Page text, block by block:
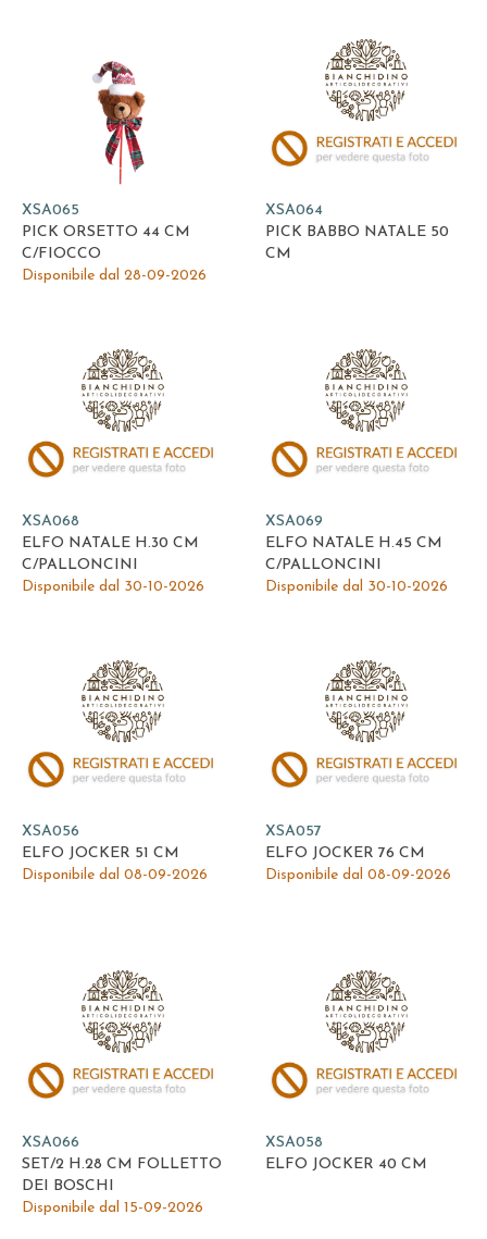
XSA065
PICK ORSETTO 44 CM
C/FIOCCO
Disponibile dal 28-09-2026
XSA064
PICK BABBO NATALE 50
CM
XSA068
ELFO NATALE H.30 CM
C/PALLONCINI
Disponibile dal 30-10-2026
XSA069
ELFO NATALE H.45 CM
C/PALLONCINI
Disponibile dal 30-10-2026
XSA056
ELFO JOCKER 51 CM
Disponibile dal 08-09-2026
XSA057
ELFO JOCKER 76 CM
Disponibile dal 08-09-2026
XSA066
SET/2 H.28 CM FOLLETTO
DEI BOSCHI
Disponibile dal 15-09-2026
XSA058
ELFO JOCKER 40 CM